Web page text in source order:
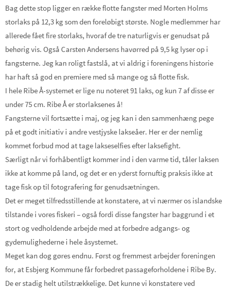
Bag dette stop ligger en række flotte fangster med Morten Holms
storlaks på 12,3 kg som den foreløbigt største. Nogle medlemmer har
allerede fået fire storlaks, hvoraf de tre naturligvis er genudsat på
behørig vis. Også Carsten Andersens havørred på 9,5 kg lyser op i
fangsterne. Jeg kan roligt fastslå, at vi aldrig i foreningens historie
har haft så god en premiere med så mange og så flotte fisk.
I hele Ribe Å-systemet er lige nu noteret 91 laks, og kun 7 af disse er
under 75 cm. Ribe Å er storlaksenes å!
Fangsterne vil fortsætte i maj, og jeg kan i den sammenhæng pege
på et godt initiativ i andre vestjyske lakseåer. Her er der nemlig
kommet forbud mod at tage lakseselfies efter laksefight.
Særligt når vi forhåbentligt kommer ind i den varme tid, tåler laksen
ikke at komme på land, og det er en yderst fornuftig praksis ikke at
tage fisk op til fotografering før genudsætningen.
Det er meget tilfredsstillende at konstatere, at vi nærmer os islandske
tilstande i vores fiskeri – også fordi disse fangster har baggrund i et
stort og vedholdende arbejde med at forbedre adgangs- og
gydemulighederne i hele åsystemet.
Meget kan dog gøres endnu. Først og fremmest arbejder foreningen
for, at Esbjerg Kommune får forbedret passageforholdene i Ribe By.
De er stadig helt utilstrækkelige. Det kunne vi konstatere ved